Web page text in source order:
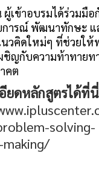
ผู้เข้าอบรมได้ร่วมมือ
การณ์ พัฒนาทักษะ แ
นวคิดใหม่ๆ ที่ช่วยให้
ชิญกับความท้าทายท
คต
ยดหลักสูตรได้ที่นี่
solving-